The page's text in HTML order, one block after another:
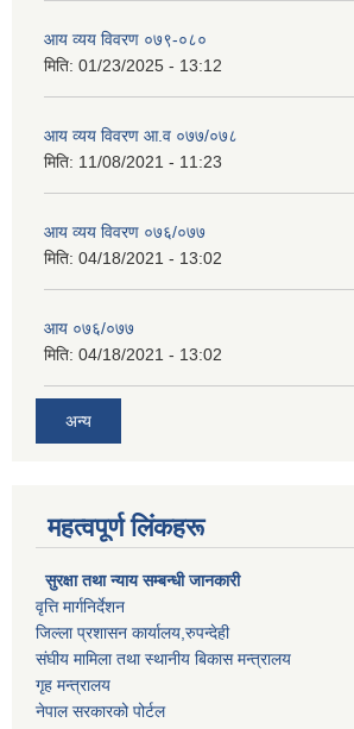
आय व्यय विवरण ०७९-०८०
मिति: 01/23/2025 - 13:12
आय व्यय विवरण आ.व ०७७/०७८
मिति: 11/08/2021 - 11:23
आय व्यय विवरण ०७६/०७७
मिति: 04/18/2021 - 13:02
आय ०७६/०७७
मिति: 04/18/2021 - 13:02
अन्य
महत्वपूर्ण लिंकहरू
सुरक्षा तथा न्याय सम्बन्धी जानकारी
वृत्ति मार्गनिर्देशन
जिल्ला प्रशासन कार्यालय,रुपन्देही
संघीय मामिला तथा स्थानीय बिकास मन्त्रालय
गृह मन्त्रालय
नेपाल सरकारको पोर्टल